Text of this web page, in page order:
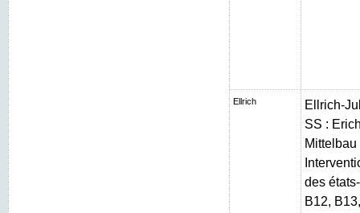
Ellrich
Ellrich-
SS :
Mittelbau
des
B12,